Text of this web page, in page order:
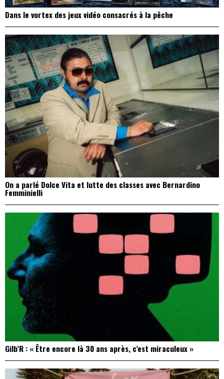
Dans le vortex des jeux vidéo consacrés à la pêche
On a parlé Dolce Vita et lutte des classes avec Bernardino
Femminielli
Gilb’R : « Être encore là 30 ans après, c’est miraculeux »